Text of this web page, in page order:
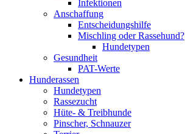
Infektionen
Anschaffung
Entscheidungshilfe
Mischling oder Rassehund?
Hundetypen
Gesundheit
PAT-Werte
Hunderassen
Hundetypen
Rassezucht
Hüte- & Treibhunde
Pinscher, Schnauzer